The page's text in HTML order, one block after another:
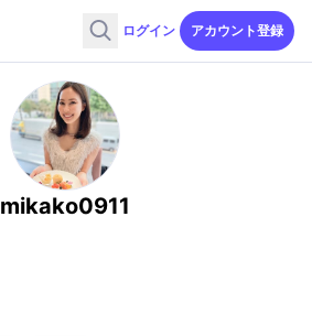
ログイン アカウント登録
mikako0911